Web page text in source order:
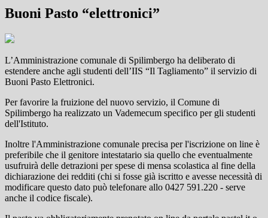
Buoni Pasto “elettronici”
L’Amministrazione comunale di Spilimbergo ha deliberato di
estendere anche agli studenti dell’IIS “Il Tagliamento” il servizio di
Buoni Pasto Elettronici.
Per favorire la fruizione del nuovo servizio, il Comune di
Spilimbergo ha realizzato un Vademecum specifico per gli studenti
dell'Istituto.
Inoltre l'Amministrazione comunale precisa per l'iscrizione on line è
preferibile che il genitore intestatario sia quello che eventualmente
usufruirà delle detrazioni per spese di mensa scolastica al fine della
dichiarazione dei redditi (chi si fosse già iscritto e avesse necessità di
modificare questo dato può telefonare allo 0427 591.220 - serve
anche il codice fiscale).